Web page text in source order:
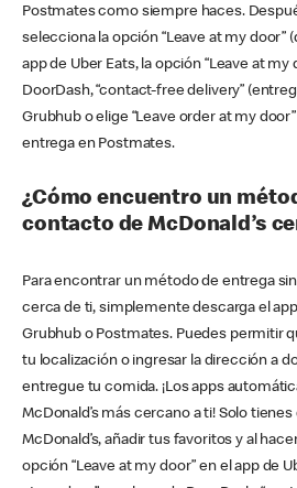
Postmates como siempre haces.
selecciona la opción “Leave at my door”
app de Uber Eats, la opción “Leave at my
DoorDash, “contact-free delivery”
Grubhub o elige “Leave order at my
entrega en Postmates.
¿Cómo encuentro un
contacto de McDonald’s
Para encontrar un método de entrega
cerca de ti, simplemente descarga el
Grubhub o Postmates. Puedes permitir
tu localización o ingresar la dirección a
entregue tu comida. ¡Los apps
McDonald’s más cercano a ti! Solo
McDonald’s, añadir tus favoritos y al
opción “Leave at my door” en el app de